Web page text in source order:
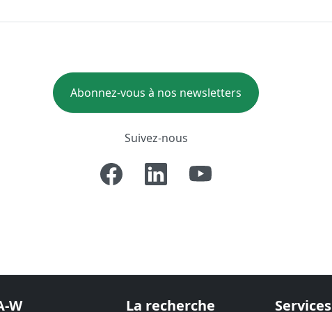
Abonnez-vous à nos newsletters
Suivez-nous
W La recherche Services